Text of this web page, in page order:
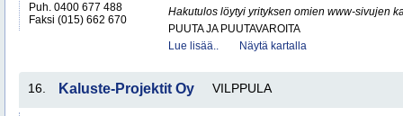
Puh. 0400 677 488
Faksi (015) 662 670
Hakutulos löytyi yrityksen omien www-sivujen
PUUTA JA PUUTAVAROITA
Lue lisää..
Näytä kartalla
16. Kaluste-Projektit Oy VILPPULA